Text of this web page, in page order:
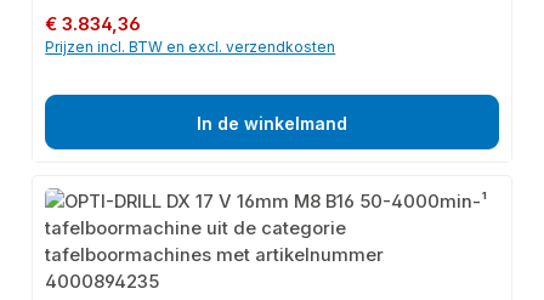
Normale prijs:
€ 3.834,36
Prijzen incl. BTW en excl. verzendkosten
In de winkelmand